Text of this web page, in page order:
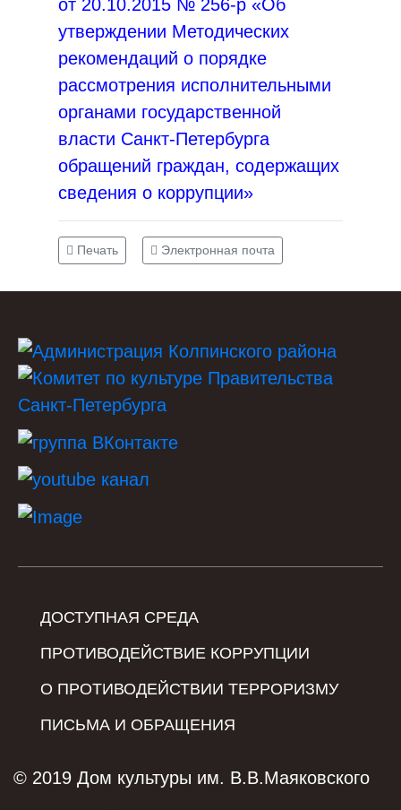
от 20.10.2015 № 256-р «Об
утверждении Методических
рекомендаций о порядке
рассмотрения исполнительными
органами государственной
власти Санкт‑Петербурга
обращений граждан, содержащих
сведения о коррупции»
Печать Электронная почта
ДОСТУПНАЯ СРЕДА
ПРОТИВОДЕЙСТВИЕ КОРРУПЦИИ
О ПРОТИВОДЕЙСТВИИ ТЕРРОРИЗМУ
ПИСЬМА И ОБРАЩЕНИЯ
© 2019 Дом культуры им. В.В.Маяковского